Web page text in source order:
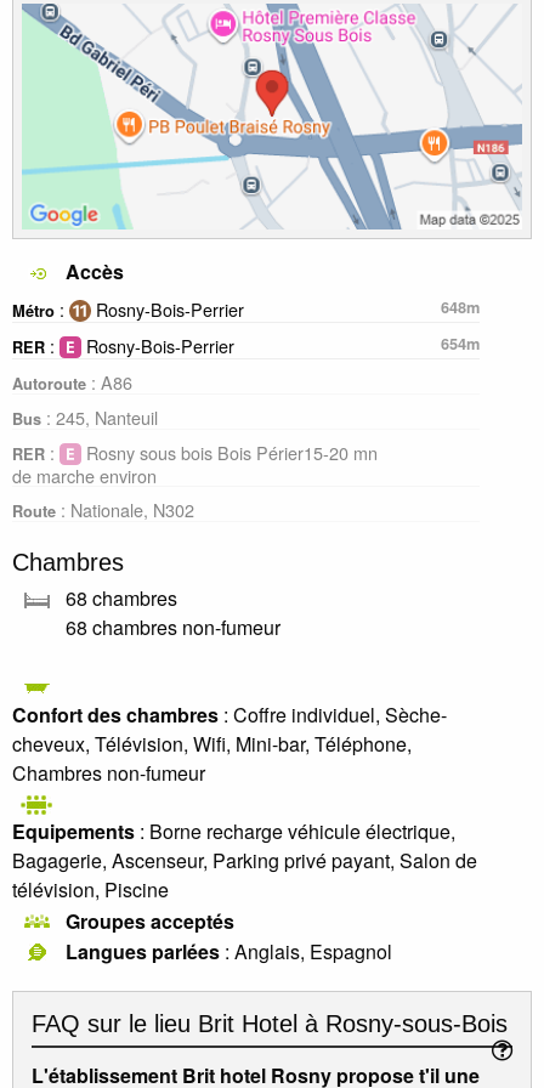
Accès
Métro : Rosny-Bois-Perrier
648m
RER : Rosny-Bois-Perrier
654m
Autoroute : A86
Bus : 245, Nanteuil
RER :
Rosny sous bois Bois Périer15-20 mn
de marche environ
Route : Nationale, N302
Chambres
68 chambres
68 chambres non-fumeur
Confort des chambres : Coffre individuel, Sèche-
cheveux, Télévision, Wifi, Mini-bar, Téléphone,
Chambres non-fumeur
Equipements : Borne recharge véhicule électrique,
Bagagerie, Ascenseur, Parking privé payant, Salon de
télévision, Piscine
Groupes acceptés
Langues parlées : Anglais, Espagnol
FAQ sur le lieu Brit Hotel à Rosny-sous-Bois
L'établissement Brit hotel Rosny propose t'il une